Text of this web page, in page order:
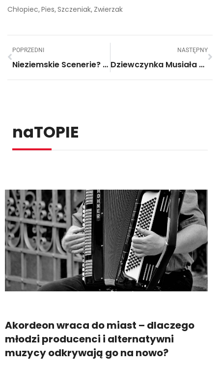
Chłopiec, Pies, Szczeniak, Zwierzak
POPRZEDNI
Nieziemskie Scenerie? To Tylko Dubaj Przykryty Gęstą Mgłą. Zapiera Dech W Piersiach!
NASTĘPNY
Dziewczynka Musiała Mieć Zasłonięte Oko. Jej Tata Sprawił, Że Te Chwile Nabrały… Kolorów!
naTOPIE
Akordeon wraca do miast – dlaczego
młodzi producenci i alternatywni
muzycy odkrywają go na nowo?